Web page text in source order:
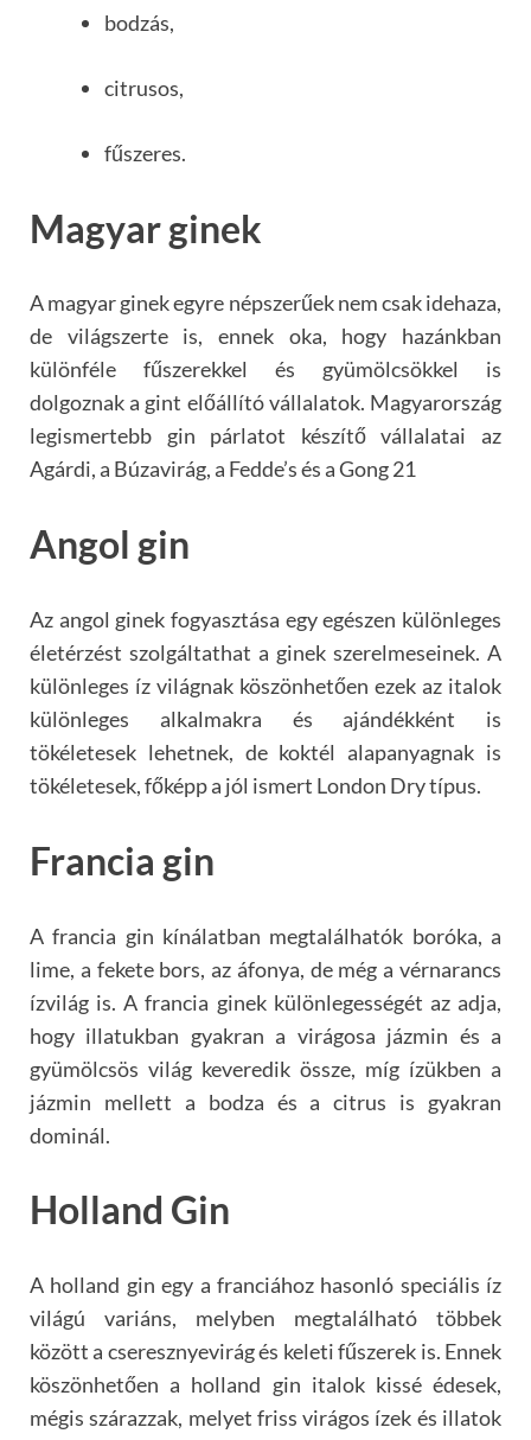
bodzás,
citrusos,
fűszeres.
Magyar ginek
A magyar ginek egyre népszerűek nem csak idehaza,
de világszerte is, ennek oka, hogy hazánkban
különféle fűszerekkel és gyümölcsökkel is
dolgoznak a gint előállító vállalatok. Magyarország
legismertebb gin párlatot készítő vállalatai az
Agárdi, a Búzavirág, a Fedde’s és a Gong 21
Angol gin
Az angol ginek fogyasztása egy egészen különleges
életérzést szolgáltathat a ginek szerelmeseinek. A
különleges íz világnak köszönhetően ezek az italok
különleges alkalmakra és ajándékként is
tökéletesek lehetnek, de koktél alapanyagnak is
tökéletesek, főképp a jól ismert London Dry típus.
Francia gin
A francia gin kínálatban megtalálhatók boróka, a
lime, a fekete bors, az áfonya, de még a vérnarancs
ízvilág is. A francia ginek különlegességét az adja,
hogy illatukban gyakran a virágosa jázmin és a
gyümölcsös világ keveredik össze, míg ízükben a
jázmin mellett a bodza és a citrus is gyakran
dominál.
Holland Gin
A holland gin egy a franciához hasonló speciális íz
világú variáns, melyben megtalálható többek
között a cseresznyevirág és keleti fűszerek is. Ennek
köszönhetően a holland gin italok kissé édesek,
mégis szárazzak, melyet friss virágos ízek és illatok